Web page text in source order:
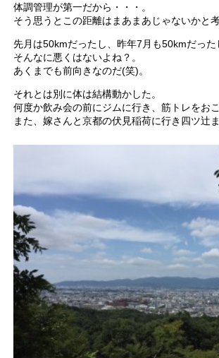
体調管理が第一だから・・・。
そう思うとこの距離はまあまあじゃないかと
先月は50kmだったし、昨年7月も50kmだった
そんなに悪くはないよね？。
あくまでも前向きなのだ(笑)。
それとは別に体は結構動かした。
何度か飲み会の前にジムに行き、筋トレをおこ
また、嫁さんと京都の伏見稲荷に行き四ツ辻